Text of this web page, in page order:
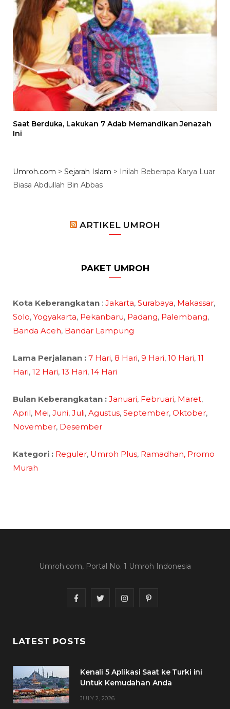
Saat Berduka, Lakukan 7 Adab Memandikan Jenazah
Ini
Umroh.com > Sejarah Islam > Inilah Beberapa Karya Luar
Biasa Abdullah Bin Abbas
ARTIKEL UMROH
PAKET UMROH
Kota Keberangkatan : Jakarta, Surabaya, Makassar,
Solo, Yogyakarta, Pekanbaru, Padang, Palembang,
Banda Aceh, Bandar Lampung
Lama Perjalanan : 7 Hari, 8 Hari, 9 Hari, 10 Hari, 11
Hari, 12 Hari, 13 Hari, 14 Hari
Bulan Keberangkatan : Januari, Februari, Maret,
April, Mei, Juni, Juli, Agustus, September, Oktober,
November, Desember
Kategori : Reguler, Umroh Plus, Ramadhan, Promo
Murah
Umroh.com, Portal No. 1 Umroh Indonesia
F
c
b
T
t
I
a
P
e
LATEST POSTS
Kenali 5 Aplikasi Saat ke Turki ini
Untuk Kemudahan Anda
JULY 2, 2026